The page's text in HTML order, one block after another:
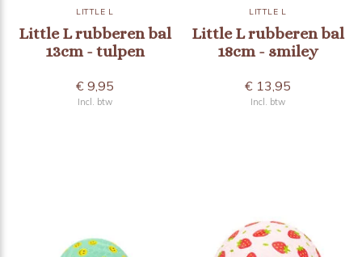
LITTLE L
Little L rubberen bal
13cm - tulpen
€ 9,95
Incl. btw
LITTLE L
Little L rubberen bal
18cm - smiley
€ 13,95
Incl. btw